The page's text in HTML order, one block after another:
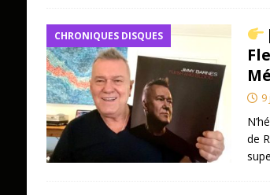
CHRONIQUES DISQUES
9
de